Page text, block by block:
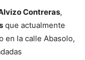
Contreras,
que actualmente
en la calle Abasolo,